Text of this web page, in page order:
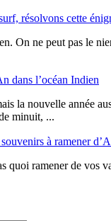
résolvons cette
On ne peut pas le
dans l’océan Indien
la nouvelle année
minuit, ...
à ramener
quoi ramener de vos